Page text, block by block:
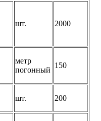
шт. 2000
метр
погонный
150
шт. 200